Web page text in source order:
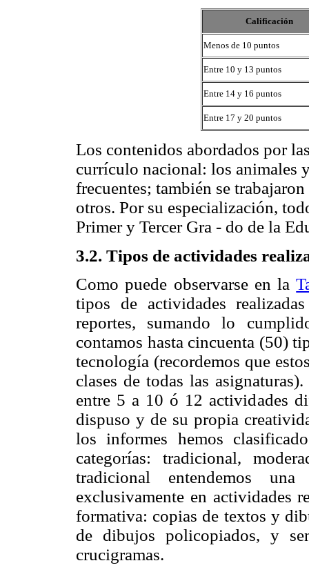
Calificación
Menos de 10 puntos
Entre 10 y 13 puntos
Entre 14 y 16 puntos
Entre 17 y 20 puntos
Los contenidos abordados por
currículo nacional: los animales
frecuentes; también se
otros. Por su especialización,
Primer y Tercer Gra - do de la
3.2. Tipos de actividades
Como puede observarse en la
tipos de actividades
reportes, sumando lo
contamos hasta cincuenta (50)
tecnología (recordemos que
clases de todas las
entre 5 a 10 ó 12 actividades
dispuso y de su propia
los informes hemos
categorías: tradicional,
tradicional entendemos
exclusivamente en actividades
formativa: copias de textos y
de dibujos policopiados, y
crucigramas.